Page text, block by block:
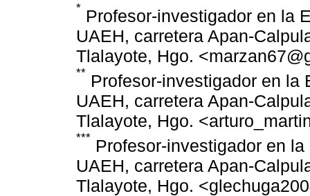
* Profesor-investigador en la
UAEH, carretera Apan-
Tlalayote, Hgo.
** Profesor-investigador en la
UAEH, carretera Apan-
Tlalayote, Hgo.
*** Profesor-investigador en
UAEH, carretera Apan-
Tlalayote, Hgo.